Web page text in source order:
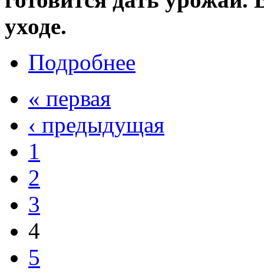
уходе.
Подробнее
« первая
‹ предыдущая
1
2
3
4
5